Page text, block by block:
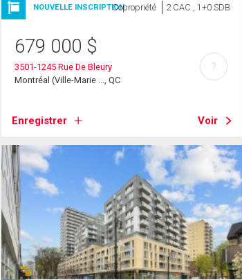
NOUVELLE INSCRIPTIONCopropriété 2 CAC , 1+0 SDB
679 000 $
3501-1245 Rue De Bleury
Montréal (Ville-Marie ..., QC
Enregistrer Voir
?